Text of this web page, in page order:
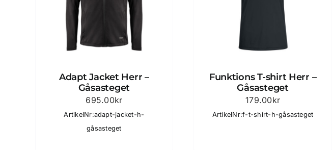
Adapt Jacket Herr –
Gåsasteget
695.00kr
ArtikelNr:adapt-jacket-h-
gåsasteget
Funktions T-shirt Herr –
Gåsasteget
179.00kr
ArtikelNr:f-t-shirt-h-gåsasteget